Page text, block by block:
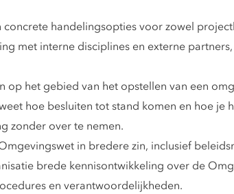
handelingsopties voor zowel
met interne disciplines en externe
op het gebied van het opstellen van een
hoe besluiten tot stand komen en hoe je
zonder over te nemen.
in bredere zin, inclusief
brede kennisontwikkeling over de
en verantwoordelijkheden.